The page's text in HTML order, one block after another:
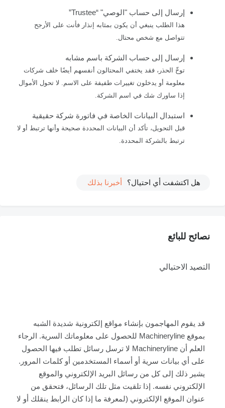
إرسال إلى حساب "الوصي" “Trustee”
هذا الطلب ينبغي أن يكون بمثابه إنذار فأنت على الأرجح
تتواصل مع شخص محتال.
إرسال إلى حساب الشركة باسم مشابه
توخّ الحذر، فقد يختفي المحتالون أنفسهم أيضًا خلف شركات
معلومة أو يدخلون تغييرات طفيفة على الاسم. لا تحول الأموال
إذا ساورك شك في اسم الشركة.
استبدال البيانات الخاصة في فاتورة شركة حقيقية
قبل التحويل، تأكد أن البيانات المحددة صحيحة وأنها ترتبط أو لا
ترتبط بالشركة المحددة.
هل اكتشفت أي احتيال؟ أخبرنا بذلك
نصائح للبائع
التصيد الاحتيالي
قد يقوم المهاجمون بإنشاء مواقع إلكترونية شديدة الشبه
بموقع Machineryline للحصول على معلوماتك السرية. الرجاء
العلم أن Machineryline لا ترسل رسائل تطلب فيها الحصول
على أي بيانات سرية أو أسماء المستخدمين أو كلمات المرور.
يشير ذلك إلى كل من رسائل البريد الإلكتروني والموقع
الإلكتروني نفسه. إذا تلقيت مثل تلك الرسائل، فتحقق من
عنوان الموقع الإلكتروني (لمعرفة ما إذا كان الرابط ينقلك أو لا